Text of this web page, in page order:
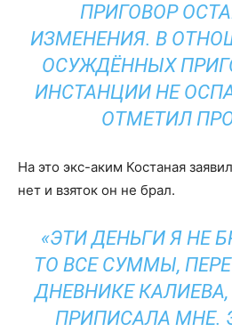
ПРИГОВОР
ИЗМЕНЕНИЯ. В
ОСУЖДЁННЫХ
ИНСТАНЦИИ НЕ
ОТМЕТИЛ
На это экс-аким Костаная
нет и взяток он не брал.
«ЭТИ ДЕНЬГИ Я НЕ
ТО ВСЕ СУММЫ,
ДНЕВНИКЕ
ПРИПИСАЛА МНЕ.